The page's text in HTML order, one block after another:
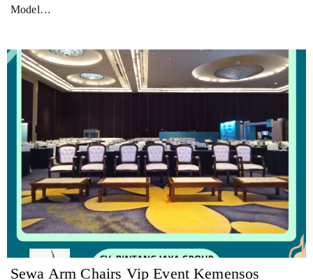
Model…
Sewa Arm Chairs Vip Event Kemensos